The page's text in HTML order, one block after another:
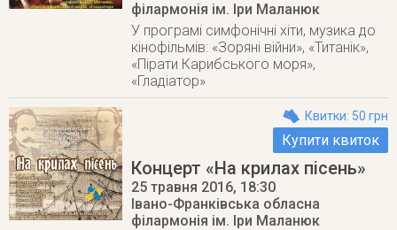
філармонія ім. Іри Маланюк
У програмі симфонічні хіти, музика до
кінофільмів: «Зоряні війни», «Титанік»,
«Пірати Карибського моря»,
«Гладіатор»
Квитки: 50 грн
Купити квиток
Концерт «На крилах пісень»
25 травня 2016, 18:30
Івано-Франківська обласна
філармонія ім. Іри Маланюк